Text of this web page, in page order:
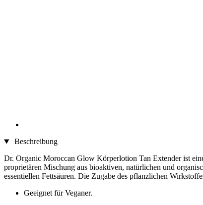
Beschreibung
Dr. Organic Moroccan Glow Körperlotion Tan Extender ist
proprietären Mischung aus bioaktiven, natürlichen und
essentiellen Fettsäuren. Die Zugabe des pflanzlichen
Geeignet für Veganer.